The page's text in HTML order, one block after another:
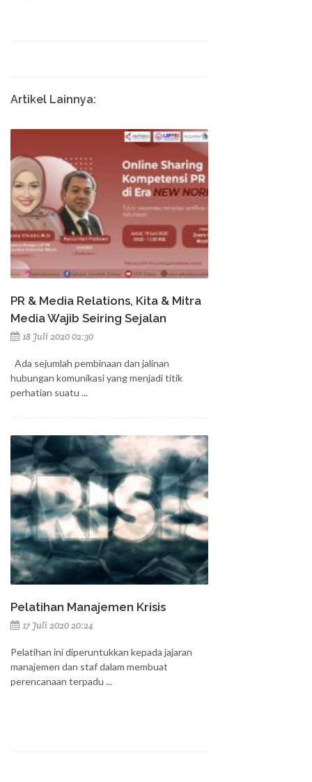
Artikel Lainnya:
PR & Media Relations, Kita & Mitra
Media Wajib Seiring Sejalan
18 Juli 2020 02:30
Ada sejumlah pembinaan dan jalinan
hubungan komunikasi yang menjadi titik
perhatian suatu ...
Pelatihan Manajemen Krisis
17 Juli 2020 20:24
Pelatihan ini diperuntukkan kepada jajaran
manajemen dan staf dalam membuat
perencanaan terpadu ...